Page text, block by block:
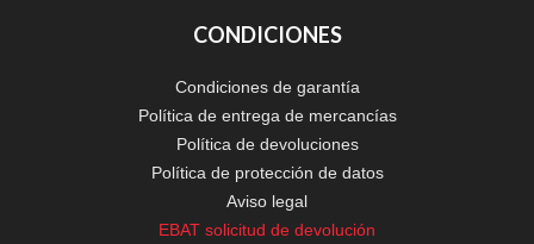
CONDICIONES
Condiciones de garantía
Política de entrega de mercancías
Política de devoluciones
Política de protección de datos
Aviso legal
EBAT solicitud de devolución